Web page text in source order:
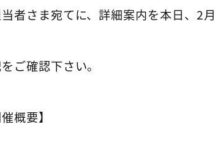
者さま宛てに、詳細案内を本日、2
ご確認下さい。
概要】